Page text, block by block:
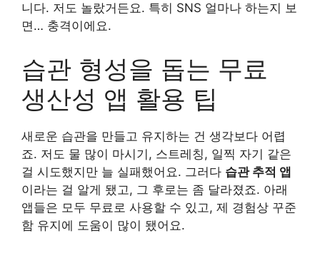
니다. 저도 놀랐거든요. 특히 SNS 얼마나 하는지 보
면… 충격이에요.
습관 형성을 돕는 무료
생산성 앱 활용 팁
새로운 습관을 만들고 유지하는 건 생각보다 어렵
죠. 저도 물 많이 마시기, 스트레칭, 일찍 자기 같은
걸 시도했지만 늘 실패했어요. 그러다 습관 추적 앱
이라는 걸 알게 됐고, 그 후로는 좀 달라졌죠. 아래
앱들은 모두 무료로 사용할 수 있고, 제 경험상 꾸준
함 유지에 도움이 많이 됐어요.